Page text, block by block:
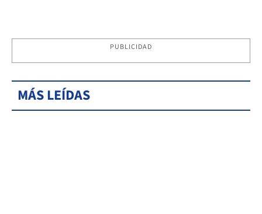
PUBLICIDAD
MÁS LEÍDAS